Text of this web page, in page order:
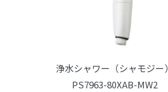
浄水シャワー（シャモジー）
PS7963-80XAB-MW2